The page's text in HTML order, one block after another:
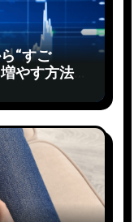
“すご
やす方法